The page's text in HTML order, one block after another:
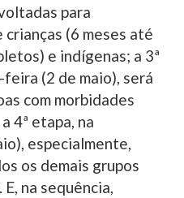
para
(6 meses até
e indígenas; a 3ª
(2 de maio), será
com morbidades
4ª etapa, na
especialmente,
os demais grupos
na sequência,